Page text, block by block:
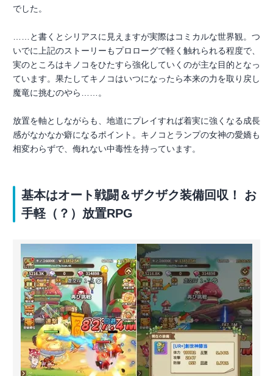
でした。
……と書くとシリアスに見えますが実際はコミカルな世界観。つ
いでに上記のストーリーもプロローグで軽く触れられる程度で、
実のところはキノコをひたすら強化していくのが主な目的となっ
ています。果たしてキノコはいつになったら本来の力を取り戻し
魔竜に挑むのやら……。
放置を軸としながらも、地道にプレイすれば着実に強くなる成長
感がなかなか癖になるポイント。キノコとランプの女神の愛嬌も
相変わらずで、侮れない中毒性を持っています。
基本はオート戦闘＆ザクザク装備回収！ お
手軽（？）放置RPG